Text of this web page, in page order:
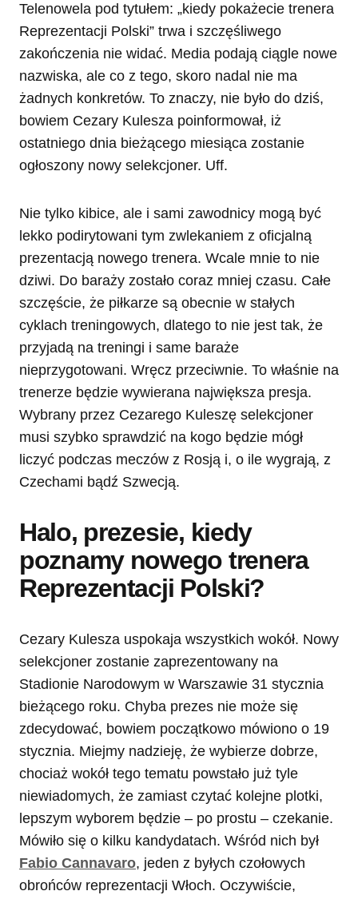
Telenowela pod tytułem: „kiedy pokażecie trenera
Reprezentacji Polski” trwa i szczęśliwego
zakończenia nie widać. Media podają ciągle nowe
nazwiska, ale co z tego, skoro nadal nie ma
żadnych konkretów. To znaczy, nie było do dziś,
bowiem Cezary Kulesza poinformował, iż
ostatniego dnia bieżącego miesiąca zostanie
ogłoszony nowy selekcjoner. Uff.
Nie tylko kibice, ale i sami zawodnicy mogą być
lekko podirytowani tym zwlekaniem z oficjalną
prezentacją nowego trenera. Wcale mnie to nie
dziwi. Do baraży zostało coraz mniej czasu. Całe
szczęście, że piłkarze są obecnie w stałych
cyklach treningowych, dlatego to nie jest tak, że
przyjadą na treningi i same baraże
nieprzygotowani. Wręcz przeciwnie. To właśnie na
trenerze będzie wywierana największa presja.
Wybrany przez Cezarego Kuleszę selekcjoner
musi szybko sprawdzić na kogo będzie mógł
liczyć podczas meczów z Rosją i, o ile wygrają, z
Czechami bądź Szwecją.
Halo, prezesie, kiedy
poznamy nowego trenera
Reprezentacji Polski?
Cezary Kulesza uspokaja wszystkich wokół. Nowy
selekcjoner zostanie zaprezentowany na
Stadionie Narodowym w Warszawie 31 stycznia
bieżącego roku. Chyba prezes nie może się
zdecydować, bowiem początkowo mówiono o 19
stycznia. Miejmy nadzieję, że wybierze dobrze,
chociaż wokół tego tematu powstało już tyle
niewiadomych, że zamiast czytać kolejne plotki,
lepszym wyborem będzie – po prostu – czekanie.
Mówiło się o kilku kandydatach. Wśród nich był
Fabio Cannavaro, jeden z byłych czołowych
obrońców reprezentacji Włoch. Oczywiście,